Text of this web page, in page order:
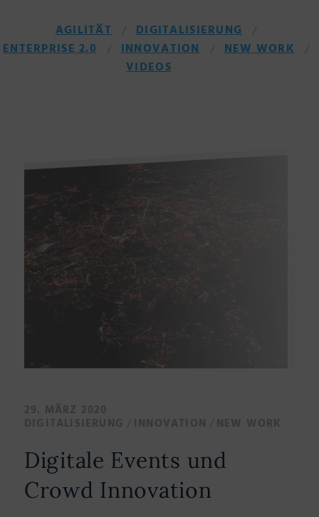
AGILITÄT
DIGITALISIERUNG
ENTERPRISE 2.0
INNOVATION
NEW WORK
VIDEOS
29. MÄRZ 2020
DIGITALISIERUNG / INNOVATION / NEW WORK
Digitale Events und
Crowd Innovation